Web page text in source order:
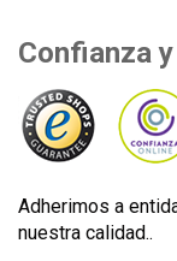
Confianza
Adherimos a
nuestra calidad..